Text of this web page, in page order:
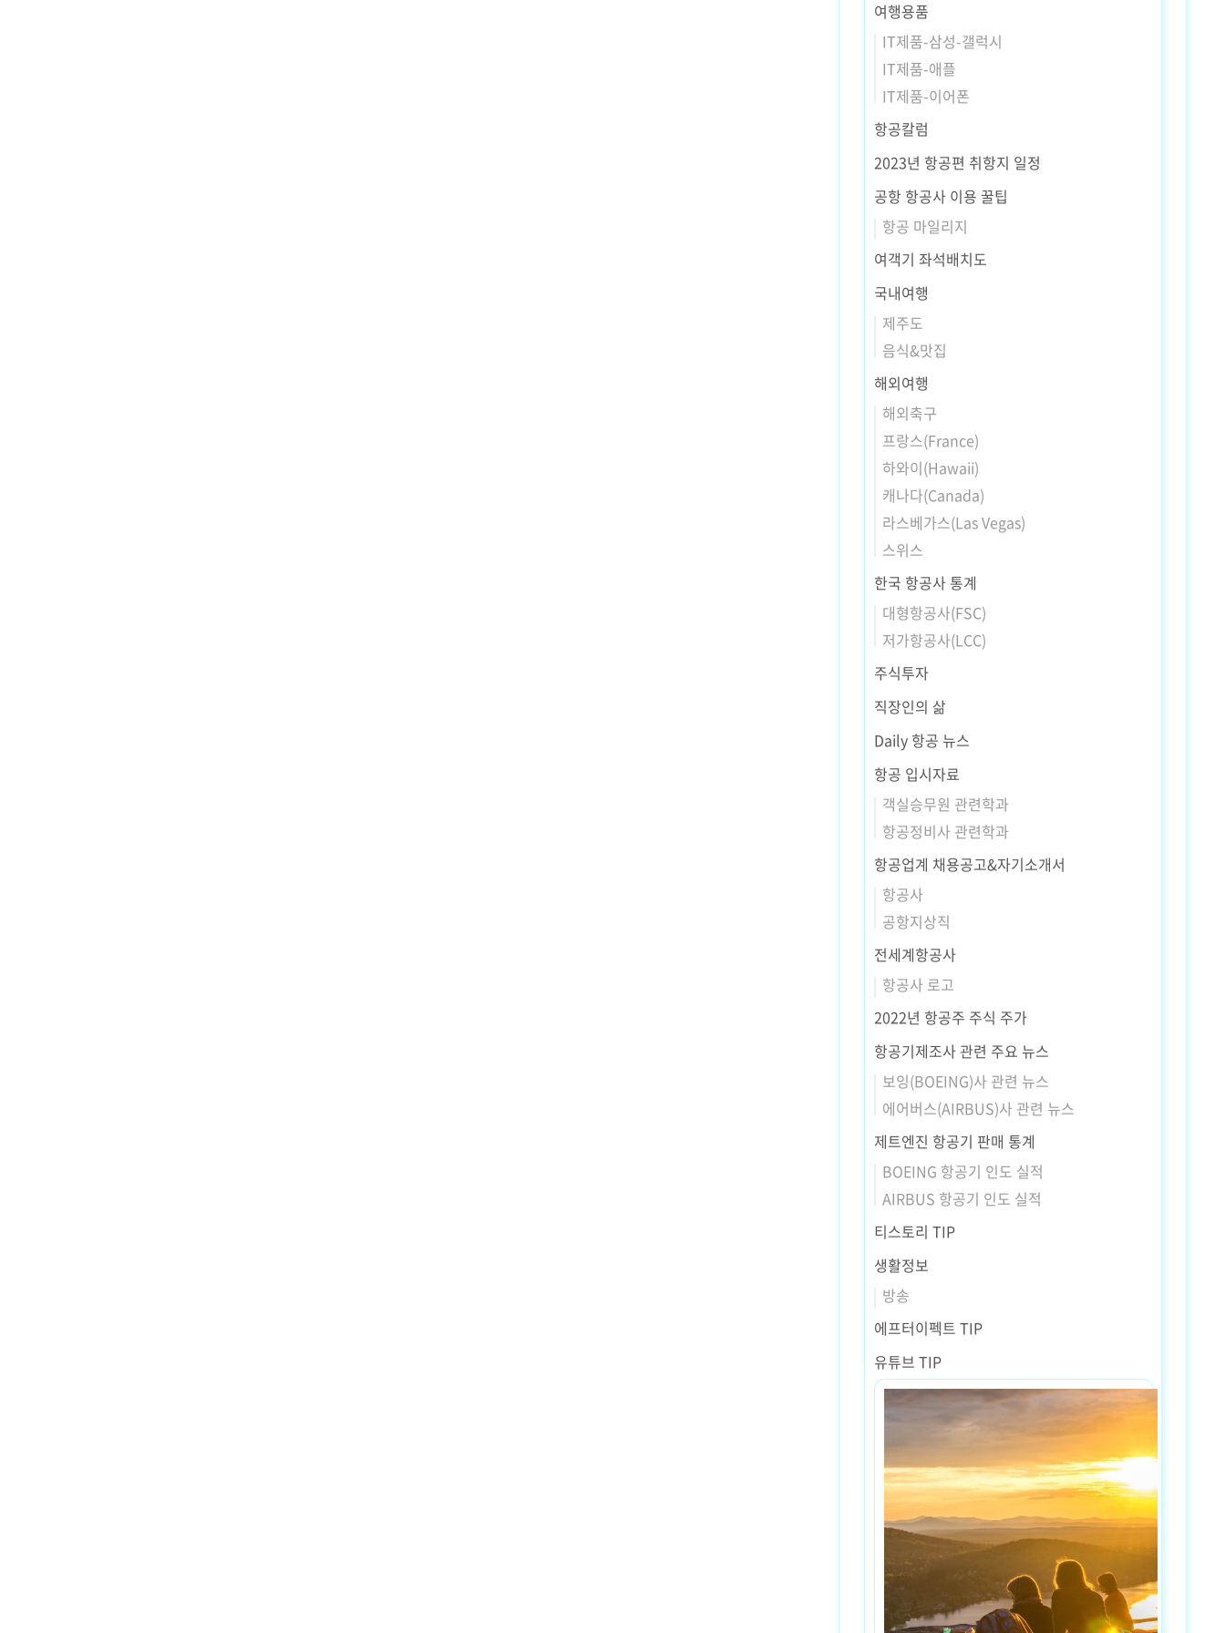
여행용품
IT제품-삼성-갤럭시
IT제품-애플
IT제품-이어폰
항공칼럼
2023년 항공편 취항지 일정
공항 항공사 이용 꿀팁
항공 마일리지
여객기 좌석배치도
국내여행
제주도
음식&맛집
해외여행
해외축구
프랑스(France)
하와이(Hawaii)
캐나다(Canada)
라스베가스(Las Vegas)
스위스
한국 항공사 통계
대형항공사(FSC)
저가항공사(LCC)
주식투자
직장인의 삶
Daily 항공 뉴스
항공 입시자료
객실승무원 관련학과
항공정비사 관련학과
항공업계 채용공고&자기소개서
항공사
공항지상직
전세계항공사
항공사 로고
2022년 항공주 주식 주가
항공기제조사 관련 주요 뉴스
보잉(BOEING)사 관련 뉴스
에어버스(AIRBUS)사 관련 뉴스
제트엔진 항공기 판매 통계
BOEING 항공기 인도 실적
AIRBUS 항공기 인도 실적
티스토리 TIP
생활정보
방송
에프터이펙트 TIP
유튜브 TIP